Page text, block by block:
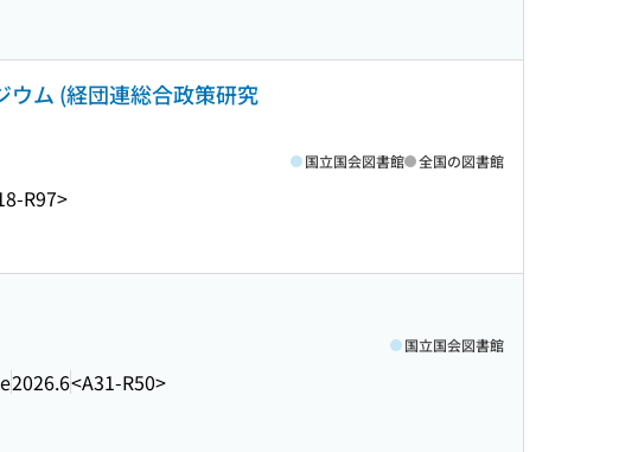
ウム (経団連総合政策研究
R97>
国立国会図書館 全国の図書館
2026.6<A31-R50>
国立国会図書館